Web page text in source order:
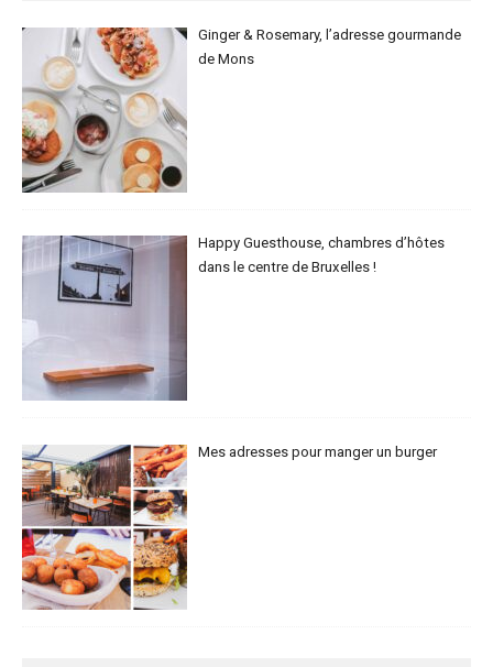
Ginger & Rosemary, l’adresse gourmande
de Mons
Happy Guesthouse, chambres d’hôtes
dans le centre de Bruxelles !
Mes adresses pour manger un burger